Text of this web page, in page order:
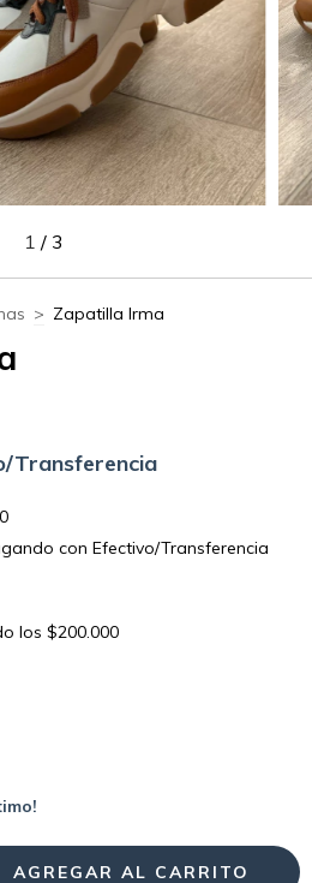
1 / 3
> Zapatilla Irma
Transferencia
con Efectivo/Transferencia
los $200.000